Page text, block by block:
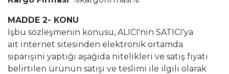
MADDE 2- KONU
İşbu sözleşmenin konusu, ALICI'nın SATICI'ya
ait internet sitesinden elektronik ortamda
siparişini yaptığı aşağıda nitelikleri ve satış fiyatı
belirtilen ürünün satışı ve teslimi ile ilgili olarak